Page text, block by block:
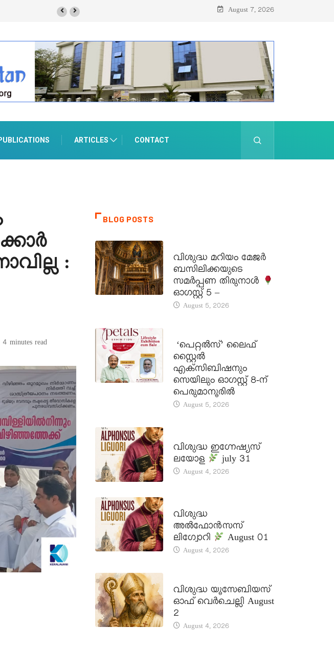
August 7, 2026
ARTICLES CONTACT
:
4 minutes read
BLOG POSTS
വിശുദ്ധ മറിയം മേജർ
ബസിലിക്കയുടെ
സമർപ്പണ തിരുനാൾ
ഓഗസ്റ്റ് 5 –
August 5, 2026
‘പെറ്റൽസ്’ ലൈഫ്
സ്റ്റൈൽ
എക്സിബിഷനും
സെയിലും ഓഗസ്റ്റ് 8-ന്
പെരുമാനൂരിൽ
August 5, 2026
വിശുദ്ധ ഇഗ്നേഷ്യസ്
ലയോള
july 31
August 4, 2026
വിശുദ്ധ
അൽഫോൻസസ്
ലിഗ്വോറി
August 01
August 4, 2026
വിശുദ്ധ യൂസേബിയസ്
ഓഫ് വെർചെല്ലി August
2
August 4, 2026